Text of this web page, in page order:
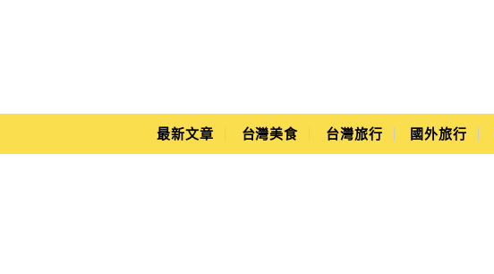
Yuki's Life
Main Menu
最新文章 台灣美食 台灣旅行 國外旅行